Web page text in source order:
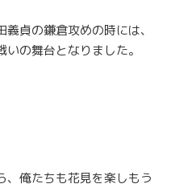
貞の鎌倉攻めの時には、
の舞台となりました。
、俺たちも花見を楽しもう